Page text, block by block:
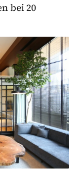
bei 20